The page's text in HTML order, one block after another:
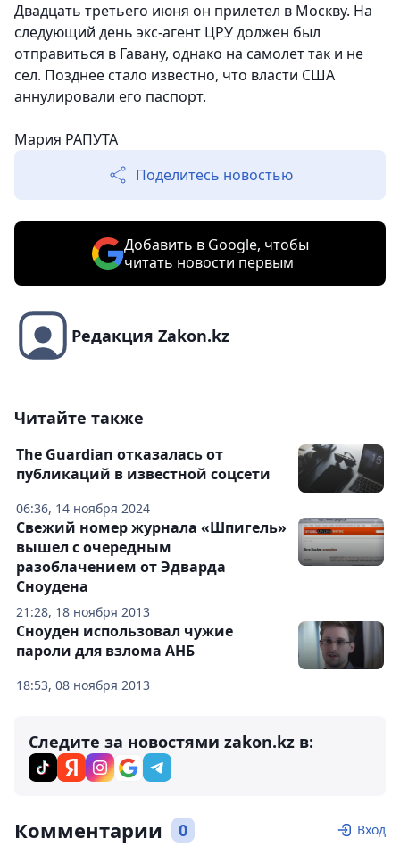
Двадцать третьего июня он прилетел в Москву. На
следующий день экс-агент ЦРУ должен был
отправиться в Гавану, однако на самолет так и не
сел. Позднее стало известно, что власти США
аннулировали его паспорт.
Мария РАПУТА
Поделитесь новостью
Добавить в Google, чтобы
читать новости первым
Редакция Zakon.kz
Читайте также
06:36, 14 ноября 2024
The Guardian отказалась от
публикаций в известной соцсети
21:28, 18 ноября 2013
Свежий номер журнала «Шпигель»
вышел с очередным
разоблачением от Эдварда
Сноудена
18:53, 08 ноября 2013
Сноуден использовал чужие
пароли для взлома АНБ
Следите за новостями zakon.kz в:
Комментарии 0 Вход